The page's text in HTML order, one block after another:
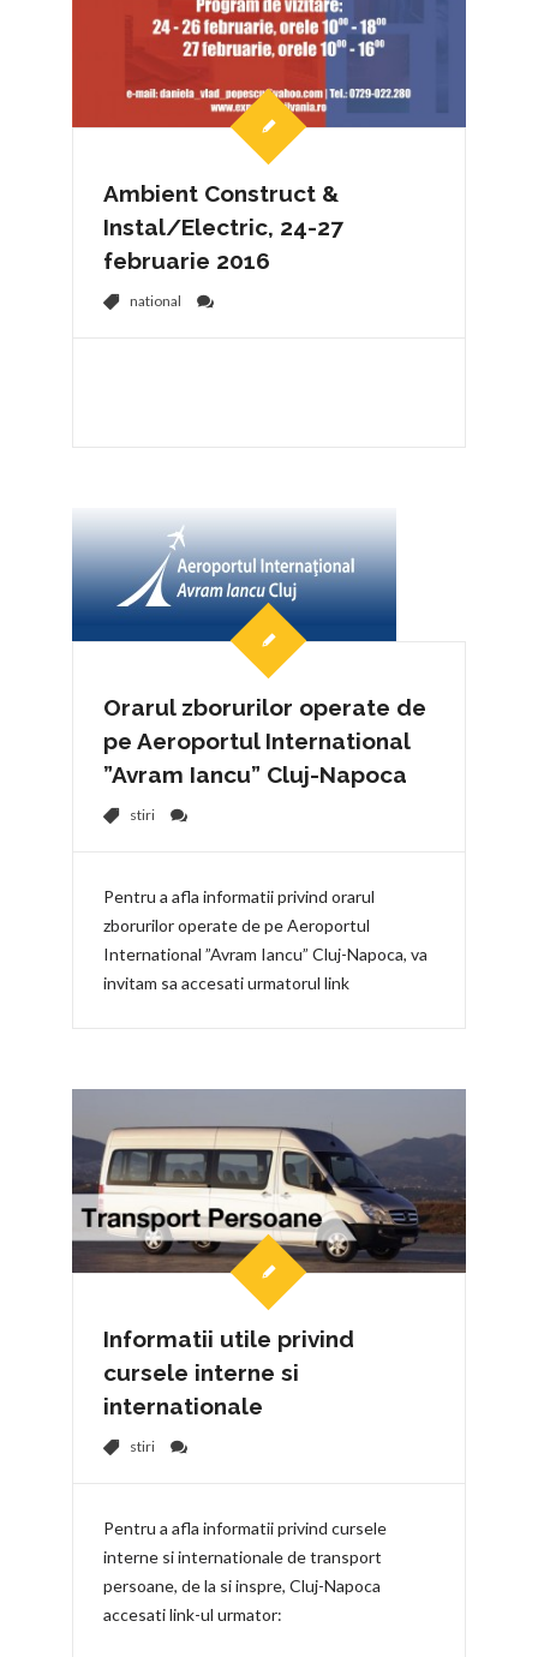
Ambient Construct &
Instal/Electric, 24-27
februarie 2016
national
Orarul zborurilor operate de
pe Aeroportul International
”Avram Iancu” Cluj-Napoca
stiri
Pentru a afla informatii privind orarul
zborurilor operate de pe Aeroportul
International ”Avram Iancu” Cluj-Napoca, va
invitam sa accesati urmatorul link
Informatii utile privind
cursele interne si
internationale
stiri
Pentru a afla informatii privind cursele
interne si internationale de transport
persoane, de la si inspre, Cluj-Napoca
accesati link-ul urmator: